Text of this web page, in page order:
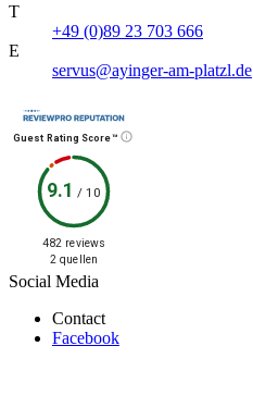
T
+49 (0)89 23 703 666
E
servus@ayinger-am-platzl.de
Guest Rating Score™
9.1 /10
482 reviews
2 quellen
Social Media
Contact
Facebook